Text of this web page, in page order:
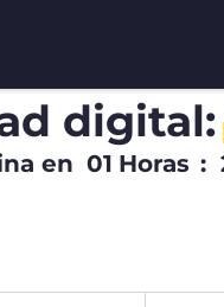
en 01 Horas :